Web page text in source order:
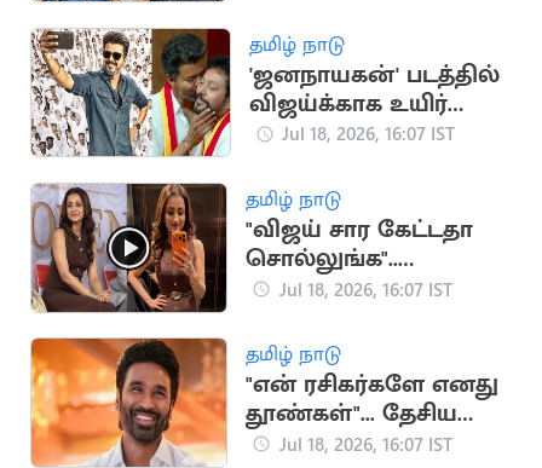
தமிழ் நாடு
'ஜனநாயகன்' படத்தில்
விஜய்க்காக உயிர்
கொடுக்கும் நண்பன்
ஸ்ரீநாத்
Jul 18, 2026, 16:07 IST
தமிழ் நாடு
"விஜய் சார கேட்டதா
சொல்லுங்க"..
திரிஷாவை நோக்கி
ரசிகர்கள்
Jul 18, 2026, 16:07 IST
தமிழ் நாடு
"என் ரசிகர்களே எனது
தூண்கள்"... தேசிய
விருதுக்கு தனுஷ்
Jul 18, 2026, 16:07 IST